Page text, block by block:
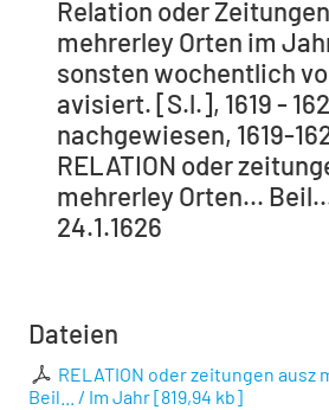
Relation oder
mehrerley Orten im
sonsten wochentlich
avisiert. [S.l.], 1619 -
nachgewiesen, 1619-
RELATION oder
mehrerley Orten...
24.1.1626
Dateien
RELATION oder zeitungen ausz
Beil... / Im Jahr[819,94 kb]